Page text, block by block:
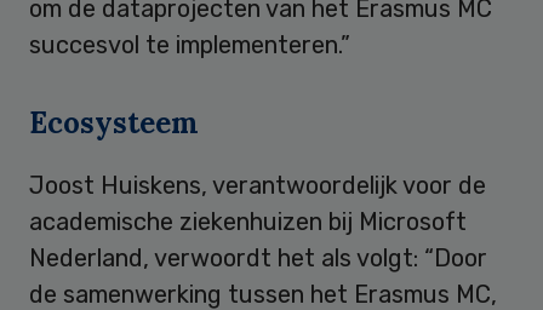
om de dataprojecten van het Erasmus MC
succesvol te implementeren.”
Ecosysteem
Joost Huiskens, verantwoordelijk voor de
academische ziekenhuizen bij Microsoft
Nederland, verwoordt het als volgt: “Door
de samenwerking tussen het Erasmus MC,